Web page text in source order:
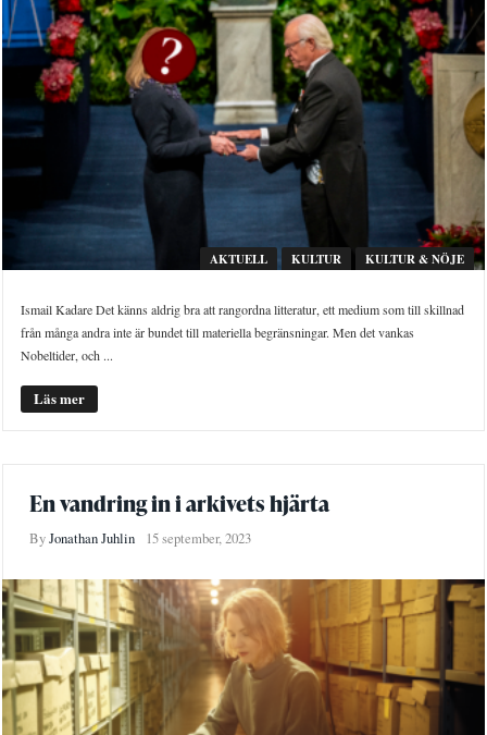
AKTUELL KULTUR KULTUR & NÖJE
Ismail Kadare Det känns aldrig bra att rangordna litteratur, ett medium som till skillnad
från många andra inte är bundet till materiella begränsningar. Men det vankas
Nobeltider, och ...
Läs mer
En vandring in i arkivets hjärta
ByJonathan Juhlin 15 september, 2023